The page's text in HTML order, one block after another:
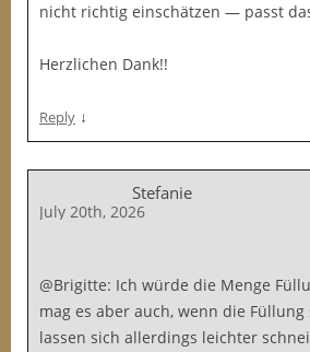
nicht richtig einschätzen — passt
Herzlichen Dank!!
Reply ↓
Stefanie
July 20th, 2026
@Brigitte: Ich würde die Menge
mag es aber auch, wenn die
lassen sich allerdings leichter